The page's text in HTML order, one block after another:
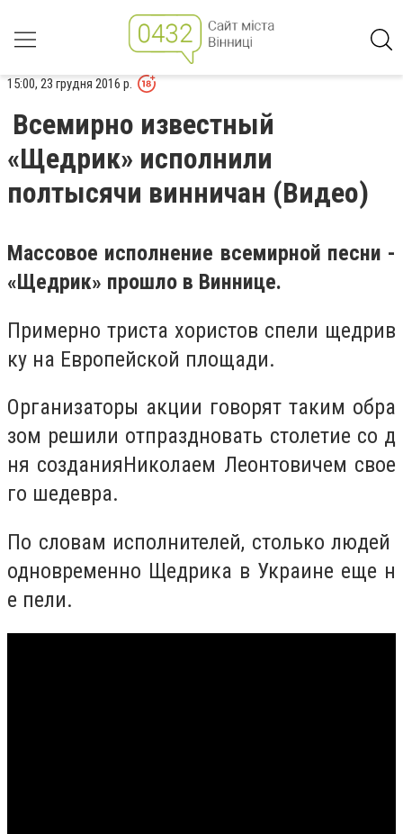
15:00, 23 грудня 2016 р.
Всемирно известный
«Щедрик» исполнили
полтысячи винничан (Видео)
Массовое исполнение всемирной песни -
«Щедрик» прошло в Виннице.
Примерно триста хористов спели щедрив
ку на Европейской площади.
Организаторы акции говорят таким обра
зом решили отпраздновать столетие со д
ня созданияНиколаем Леонтовичем свое
го шедевра.
По словам исполнителей, столько людей
одновременно Щедрика в Украине еще н
е пели.